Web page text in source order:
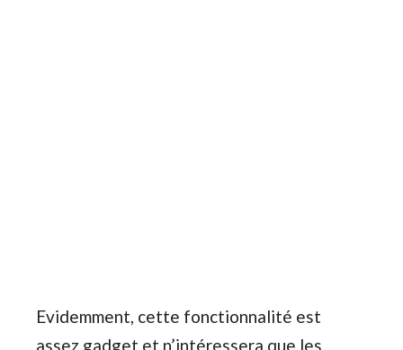
Evidemment, cette fonctionnalité est
assez gadget et n’intéressera que les